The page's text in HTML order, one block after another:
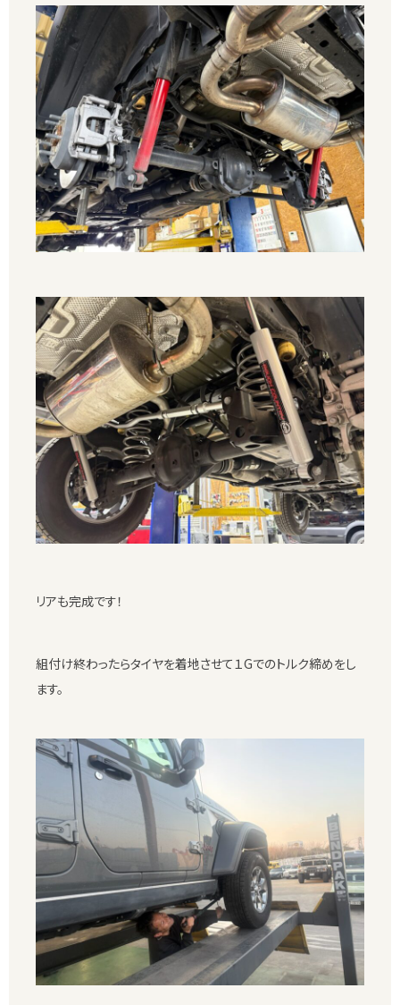
リアも完成です！
組付け終わったらタイヤを着地させて１Gでのトルク締めをし
ます。